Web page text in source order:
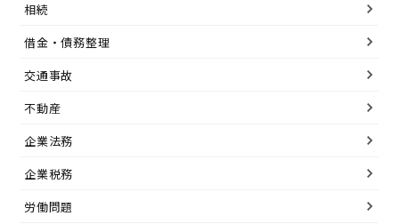
相続
借金・債務整理
交通事故
不動産
企業法務
企業税務
労働問題